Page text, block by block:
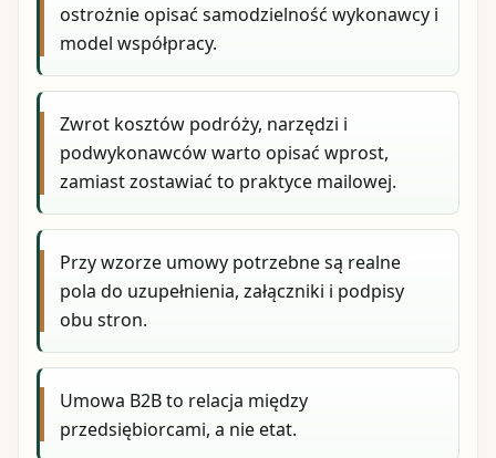
ostrożnie opisać samodzielność wykonawcy i
model współpracy.
Zwrot kosztów podróży, narzędzi i
podwykonawców warto opisać wprost,
zamiast zostawiać to praktyce mailowej.
Przy wzorze umowy potrzebne są realne
pola do uzupełnienia, załączniki i podpisy
obu stron.
Umowa B2B to relacja między
przedsiębiorcami, a nie etat.